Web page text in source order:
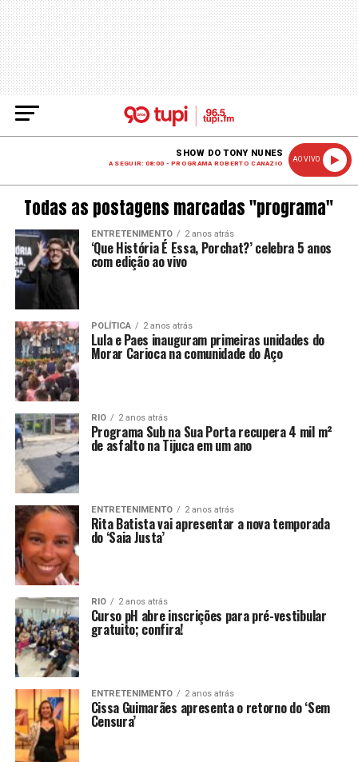
SHOW DO TONY NUNES
A SEGUIR: 08:00 - PROGRAMA ROBERTO CANAZIO
AO VIVO
Todas as postagens marcadas "programa"
ENTRETENIMENTO 2 anos atrás
‘Que História É Essa, Porchat?’ celebra 5 anos
com edição ao vivo
POLÍTICA 2 anos atrás
Lula e Paes inauguram primeiras unidades do
Morar Carioca na comunidade do Aço
RIO 2 anos atrás
Programa Sub na Sua Porta recupera 4 mil m²
de asfalto na Tijuca em um ano
ENTRETENIMENTO 2 anos atrás
Rita Batista vai apresentar a nova temporada
do ‘Saia Justa’
RIO 2 anos atrás
Curso pH abre inscrições para pré-vestibular
gratuito; confira!
ENTRETENIMENTO 2 anos atrás
Cissa Guimarães apresenta o retorno do ‘Sem
Censura’